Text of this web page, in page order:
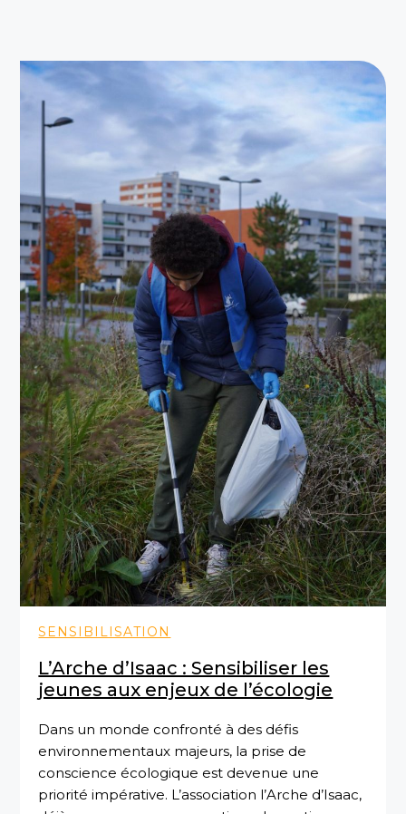
SENSIBILISATION
L’Arche d’Isaac : Sensibiliser les
jeunes aux enjeux de l’écologie
Dans un monde confronté à des défis
environnementaux majeurs, la prise de
conscience écologique est devenue une
priorité impérative. L’association l’Arche d’Isaac,